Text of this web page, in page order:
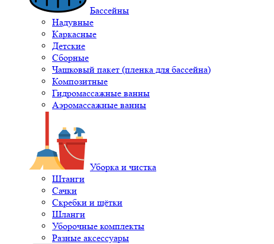
Бассейны
Надувные
Каркасные
Детские
Сборные
Чашковый пакет (пленка для бассейна)
Композитные
Гидромассажные ванны
Аэромассажные ванны
Уборка и чистка
Штанги
Сачки
Скребки и щётки
Шланги
Уборочные комплекты
Разные аксессуары